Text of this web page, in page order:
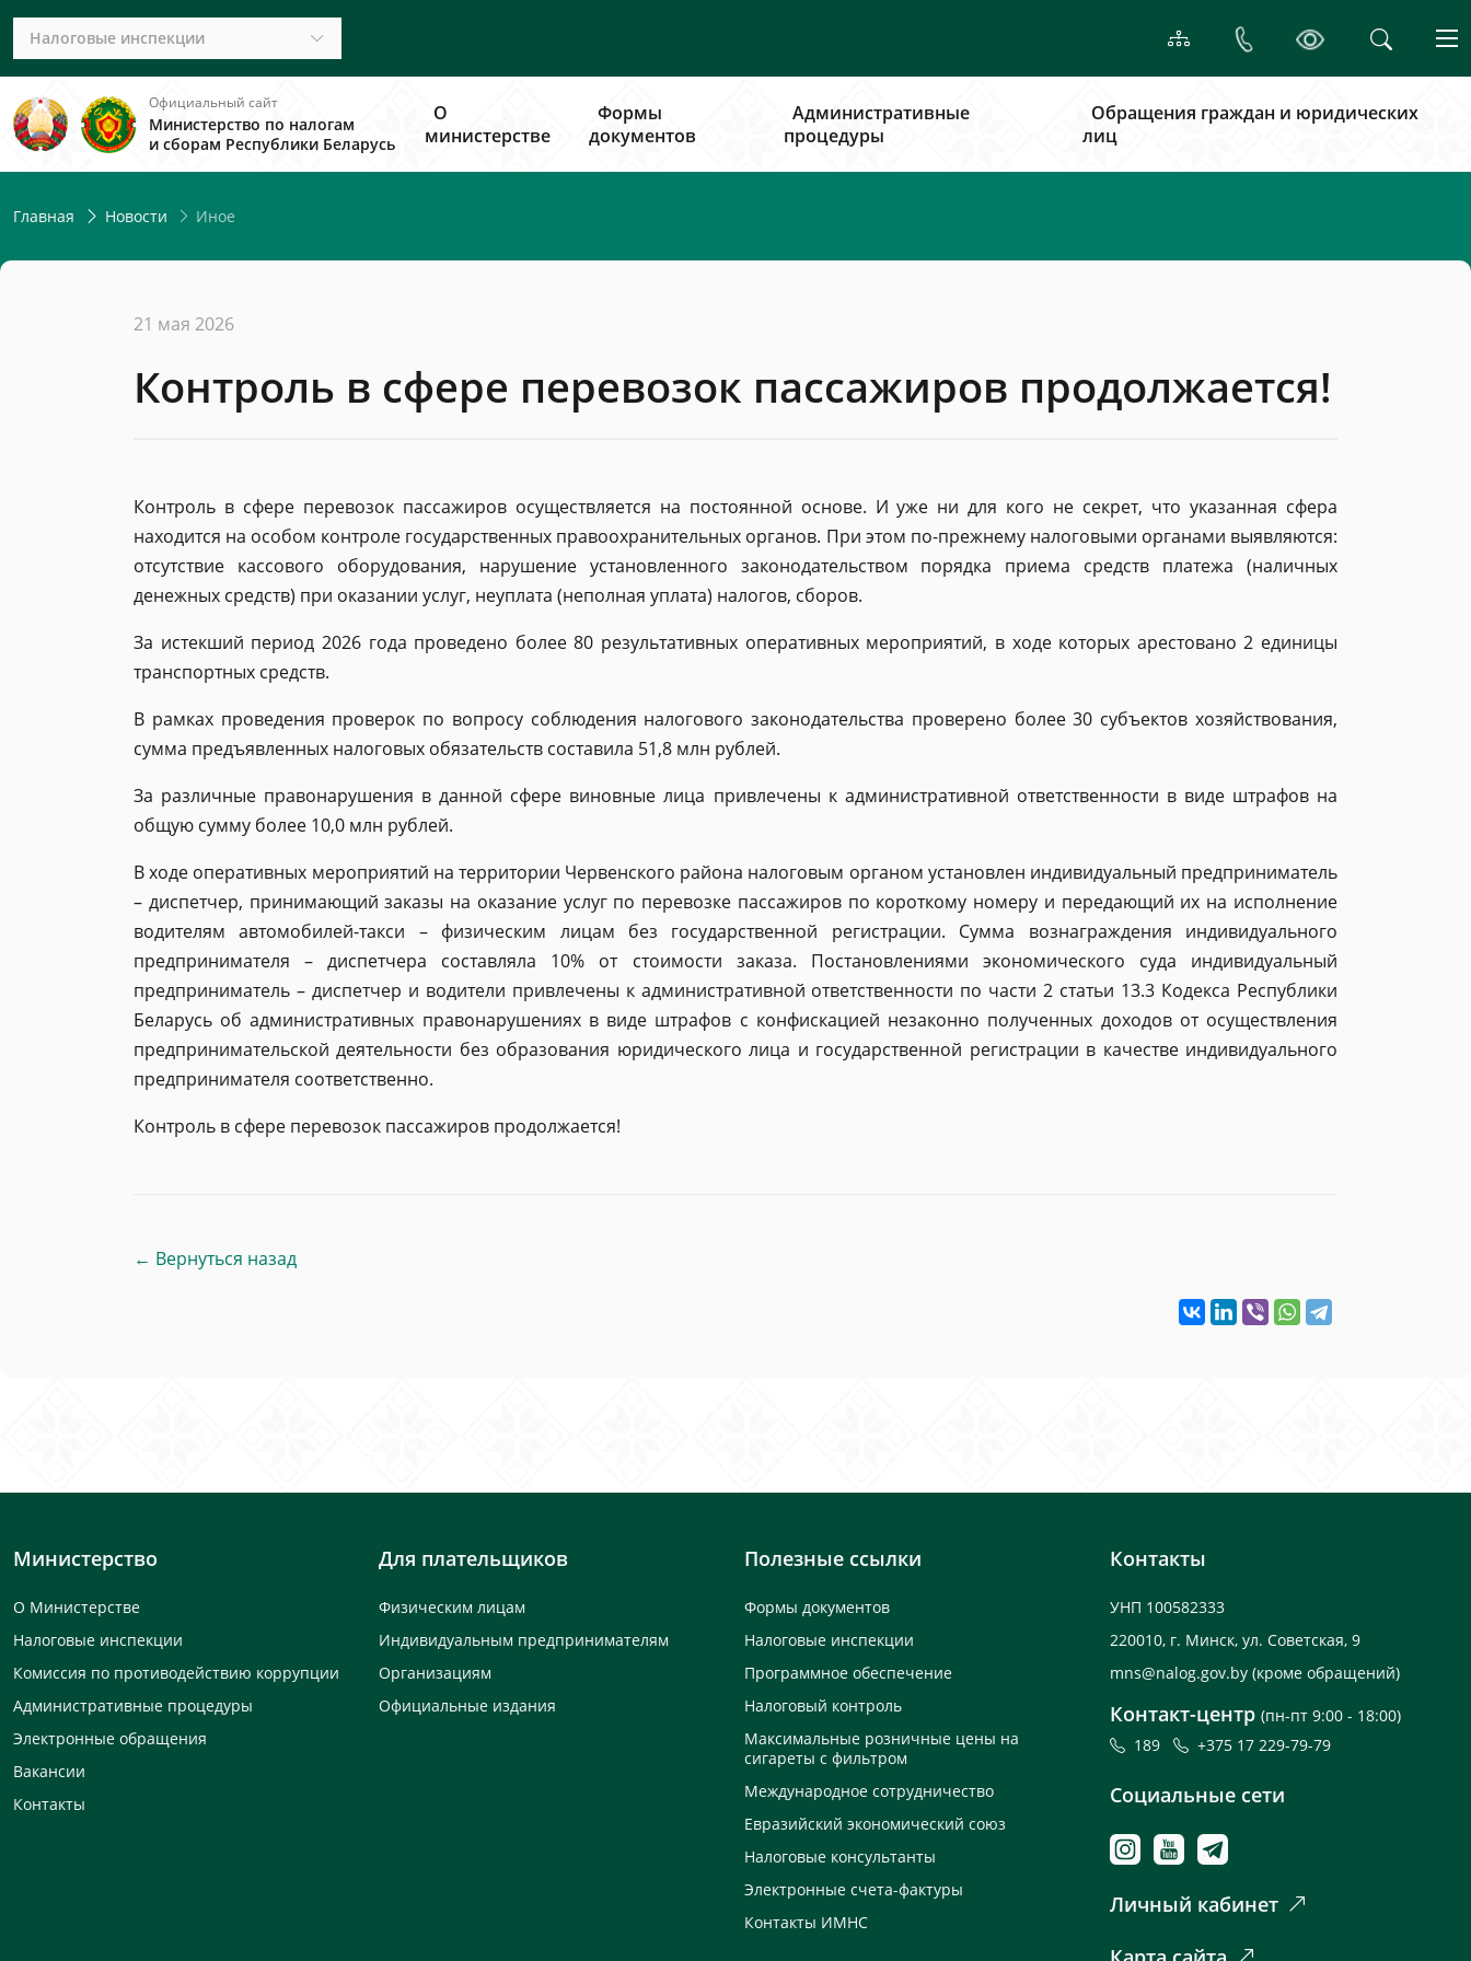
Налоговые инспекции
Официальный сайт
Министерство по налогам
и сборам Республики Беларусь
О
министерстве
Формы
документов
Административные
процедуры
Обращения граждан и юридических
лиц
Главная Новости Иное
21 мая 2026
Контроль в сфере перевозок пассажиров продолжается!
Контроль в сфере перевозок пассажиров осуществляется на постоянной основе. И уже ни для кого не секрет, что указанная сфера
находится на особом контроле государственных правоохранительных органов. При этом по-прежнему налоговыми органами выявляются:
отсутствие кассового оборудования, нарушение установленного законодательством порядка приема средств платежа (наличных
денежных средств) при оказании услуг, неуплата (неполная уплата) налогов, сборов.
За истекший период 2026 года проведено более 80 результативных оперативных мероприятий, в ходе которых арестовано 2 единицы
транспортных средств.
В рамках проведения проверок по вопросу соблюдения налогового законодательства проверено более 30 субъектов хозяйствования,
сумма предъявленных налоговых обязательств составила 51,8 млн рублей.
За различные правонарушения в данной сфере виновные лица привлечены к административной ответственности в виде штрафов на
общую сумму более 10,0 млн рублей.
В ходе оперативных мероприятий на территории Червенского района налоговым органом установлен индивидуальный предприниматель
– диспетчер, принимающий заказы на оказание услуг по перевозке пассажиров по короткому номеру и передающий их на исполнение
водителям автомобилей-такси – физическим лицам без государственной регистрации. Сумма вознаграждения индивидуального
предпринимателя – диспетчера составляла 10% от стоимости заказа. Постановлениями экономического суда индивидуальный
предприниматель – диспетчер и водители привлечены к административной ответственности по части 2 статьи 13.3 Кодекса Республики
Беларусь об административных правонарушениях в виде штрафов с конфискацией незаконно полученных доходов от осуществления
предпринимательской деятельности без образования юридического лица и государственной регистрации в качестве индивидуального
предпринимателя соответственно.
Контроль в сфере перевозок пассажиров продолжается!
← Вернуться назад
Министерство
О Министерстве
Налоговые инспекции
Комиссия по противодействию коррупции
Административные процедуры
Электронные обращения
Вакансии
Контакты
Для плательщиков
Физическим лицам
Индивидуальным предпринимателям
Организациям
Официальные издания
Полезные ссылки
Формы документов
Налоговые инспекции
Программное обеспечение
Налоговый контроль
Максимальные розничные цены на
сигареты с фильтром
Международное сотрудничество
Евразийский экономический союз
Налоговые консультанты
Электронные счета-фактуры
Контакты ИМНС
Контакты
УНП 100582333
220010, г. Минск, ул. Советская, 9
mns@nalog.gov.by (кроме обращений)
Контакт-центр (пн-пт 9:00 - 18:00)
189
+375 17 229-79-79
Социальные сети
Личный кабинет